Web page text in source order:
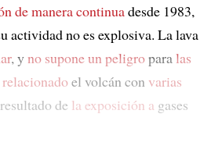
de manera continuadesde 1983,
actividad no es explosiva. La lava
, yno supone un peligroparalas
relacionadoel volcán con varias
de la exposición a gases